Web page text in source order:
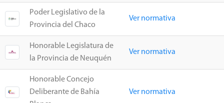
Poder Legislativo de la
Provincia del Chaco
Ver normativa
Honorable Legislatura de
la Provincia de Neuquén
Ver normativa
Honorable Concejo
Deliberante de Bahía
Ver normativa